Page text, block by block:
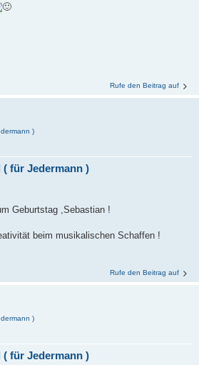
Rufe den Beitrag auf
)
für Jedermann )
Geburtstag ,Sebastian !
beim musikalischen Schaffen !
Rufe den Beitrag auf
)
für Jedermann )